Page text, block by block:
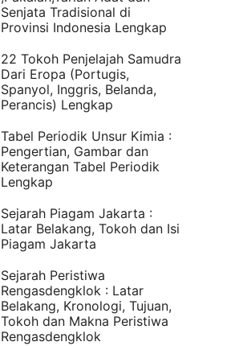
Senjata Tradisional di
Provinsi Indonesia Lengkap
22 Tokoh Penjelajah Samudra
Dari Eropa (Portugis,
Spanyol, Inggris, Belanda,
Perancis) Lengkap
Tabel Periodik Unsur Kimia :
Pengertian, Gambar dan
Keterangan Tabel Periodik
Lengkap
Sejarah Piagam Jakarta :
Latar Belakang, Tokoh dan Isi
Piagam Jakarta
Sejarah Peristiwa
Rengasdengklok : Latar
Belakang, Kronologi, Tujuan,
Tokoh dan Makna Peristiwa
Rengasdengklok